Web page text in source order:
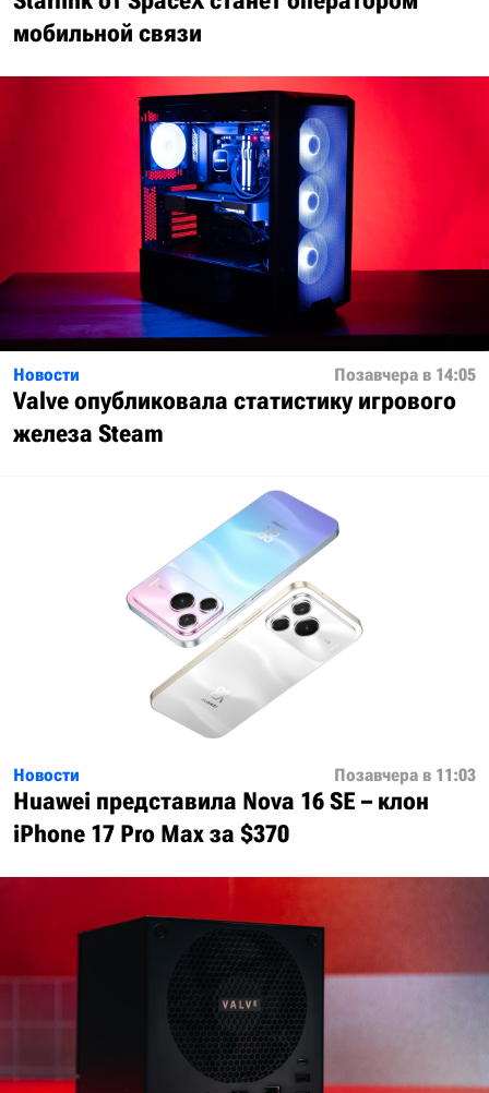
мобильной связи
Новости Позавчера в 14:05
Valve опубликовала статистику игрового
железа Steam
Новости Позавчера в 11:03
Huawei представила Nova 16 SE – клон
iPhone 17 Pro Max за $370